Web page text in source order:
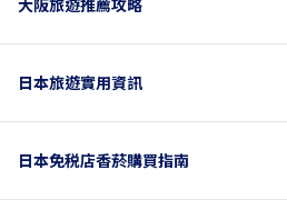
大阪旅遊推薦攻略
日本旅遊實用資訊
日本免税店香菸購買指南